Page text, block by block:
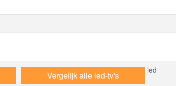
Vergelijk alle led-tv's led